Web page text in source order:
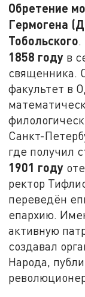
Обретение
Гермогена
Тобольского.
1858 году в
священника.
факультет в
Санкт-
где получил
1901 году
ректор
переведён
епархию.
активную
создавал
Народа,